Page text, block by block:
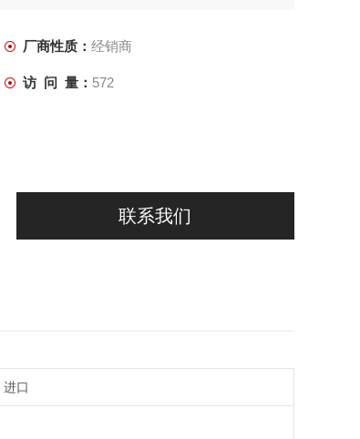
厂商性质： 经销商
访 问 量： 572
联系我们
进口